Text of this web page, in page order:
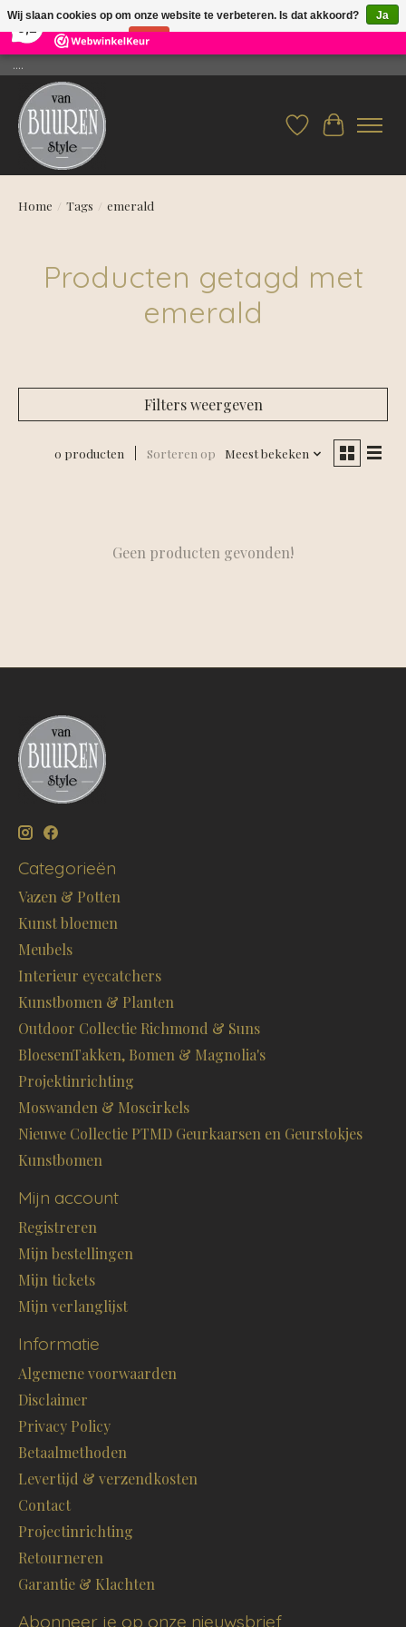
26 Reviews ×
....
Verlanglijst
Home / Tags / emerald
Producten getagd met
emerald
Filters weergeven
0 producten Sorteren op Meest bekeken
Geen producten gevonden!
Categorieën
Vazen & Potten
Kunst bloemen
Meubels
Interieur eyecatchers
Kunstbomen & Planten
Outdoor Collectie Richmond & Suns
BloesemTakken, Bomen & Magnolia's
Projektinrichting
Moswanden & Moscirkels
Nieuwe Collectie PTMD Geurkaarsen en Geurstokjes
Kunstbomen
Mijn account
Registreren
Mijn bestellingen
Mijn tickets
Mijn verlanglijst
Informatie
Algemene voorwaarden
Disclaimer
Privacy Policy
Betaalmethoden
Levertijd & verzendkosten
Contact
Projectinrichting
Retourneren
Garantie & Klachten
Abonneer je op onze nieuwsbrief
Wij slaan cookies op om onze website te verbeteren. Is dat akkoord?
Ja
Nee